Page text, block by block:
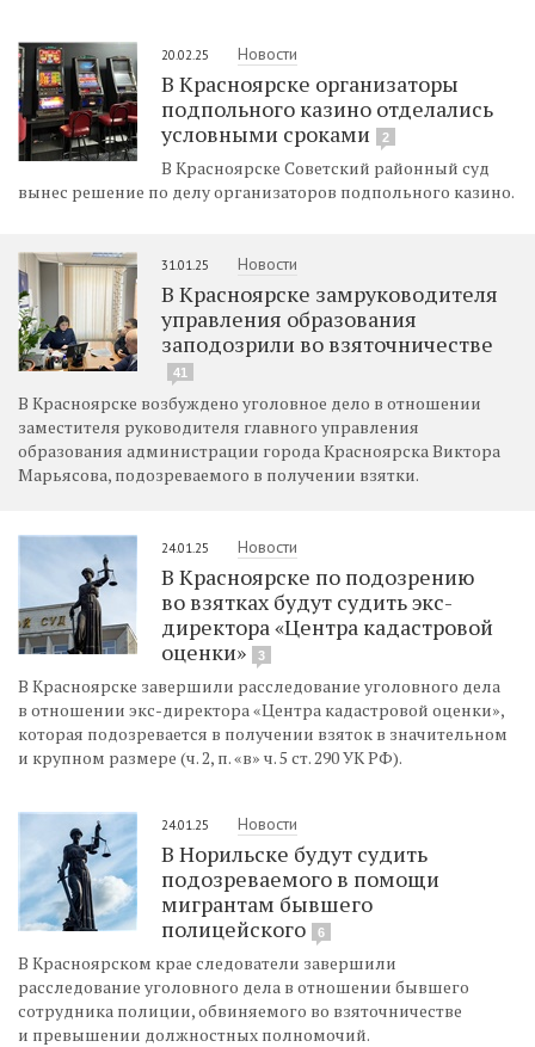
20.02.25 Новости
В Красноярске организаторы
подпольного казино отделались
условными сроками
2
В Красноярске Советский районный суд
вынес решение по делу организаторов подпольного казино.
31.01.25 Новости
В Красноярске замруководителя
управления образования
заподозрили во взяточничестве
41
В Красноярске возбуждено уголовное дело в отношении
заместителя руководителя главного управления
образования администрации города Красноярска Виктора
Марьясова, подозреваемого в получении взятки.
24.01.25 Новости
В Красноярске по подозрению
во взятках будут судить экс-
директора «Центра кадастровой
оценки»
3
В Красноярске завершили расследование уголовного дела
в отношении экс-директора «Центра кадастровой оценки»,
которая подозревается в получении взяток в значительном
и крупном размере (ч. 2, п. «в» ч. 5 ст. 290 УК РФ).
24.01.25 Новости
В Норильске будут судить
подозреваемого в помощи
мигрантам бывшего
полицейского
6
В Красноярском крае следователи завершили
расследование уголовного дела в отношении бывшего
сотрудника полиции, обвиняемого во взяточничестве
и превышении должностных полномочий.